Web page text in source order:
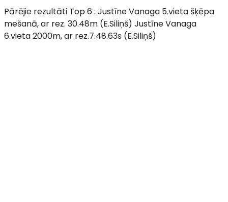
Pārējie rezultāti Top 6 : Justīne Vanaga 5.vieta šķēpa
mešanā, ar rez. 30.48m (E.Siliņš) Justīne Vanaga
6.vieta 2000m, ar rez.7.48.63s (E.Siliņš)